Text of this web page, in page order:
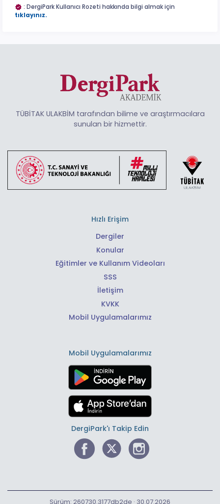
: DergiPark Kullanıcı Rozeti hakkında bilgi almak için
tıklayınız.
TÜBİTAK ULAKBİM tarafından bilime ve araştırmacılara
sunulan bir hizmettir.
Hızlı Erişim
Dergiler
Konular
Eğitimler ve Kullanım Videoları
SSS
İletişim
KVKK
Mobil Uygulamalarımız
Mobil Uygulamalarımız
DergiPark'ı Takip Edin
Sürüm: 260730.3177db2de · 30.07.2026